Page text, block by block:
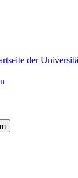
der